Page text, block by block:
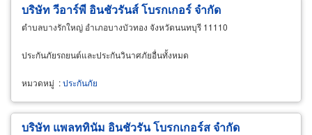
บริษัท วีอาร์พี อินชัวรันส์ โบรกเกอร์ จำกัด
ตำบลบางรักใหญ่ อำเภอบางบัวทอง จังหวัดนนทบุรี 11110
ประกันภัยรถยนต์และประกันวินาศภัยอื่นทั้งหมด
หมวดหมู่ :ประกันภัย
บริษัท แพลททินัม อินชัวรัน โบรกเกอร์ส จำกัด